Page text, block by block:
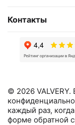
Контакты
© 2026
каждый раз,
форме обратной